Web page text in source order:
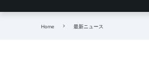
Home 最新ニュース